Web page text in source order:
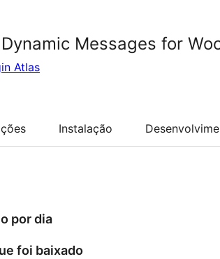
Messages for
Atlas
Instalação
por dia
foi baixado